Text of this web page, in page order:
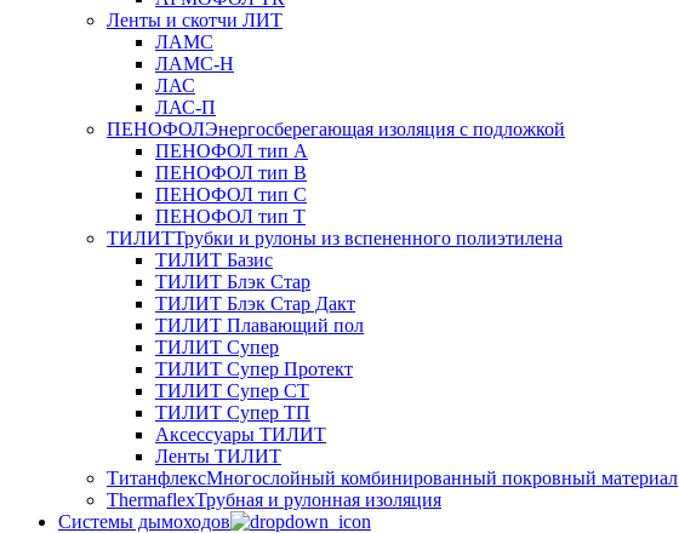
Ленты и скотчи ЛИТ
ЛАМС
ЛАМС-Н
ЛАС
ЛАС-П
ПЕНОФОЛЭнергосберегающая изоляция с подложкой
ПЕНОФОЛ тип А
ПЕНОФОЛ тип B
ПЕНОФОЛ тип C
ПЕНОФОЛ тип T
ТИЛИТТрубки и рулоны из вспененного полиэтилена
ТИЛИТ Базис
ТИЛИТ Блэк Стар
ТИЛИТ Блэк Стар Дакт
ТИЛИТ Плавающий пол
ТИЛИТ Супер
ТИЛИТ Супер Протект
ТИЛИТ Супер СТ
ТИЛИТ Супер ТП
Аксессуары ТИЛИТ
Ленты ТИЛИТ
ТитанфлексМногослойный комбинированный покровный материал
ThermaflexТрубная и рулонная изоляция
Cистемы дымоходов